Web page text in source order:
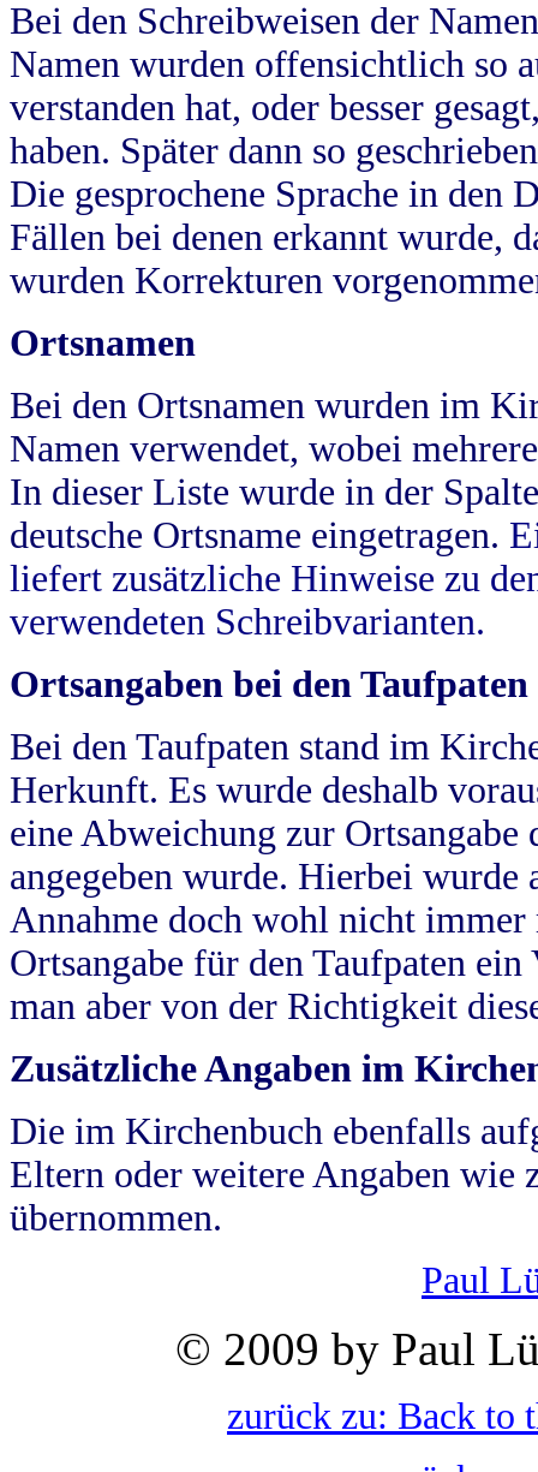
Bei den Schreibweisen der
Namen wurden offensichtlich so
verstanden hat, oder besser
haben. Später dann so
Die gesprochene Sprache in
Fällen bei denen erkannt wurde,
wurden Korrekturen
Ortsnamen
Bei den Ortsnamen wurden im
Namen verwendet, wobei
In dieser Liste wurde in der
deutsche Ortsname eingetragen.
liefert zusätzliche Hinweise zu
verwendeten Schreibvarianten.
Ortsangaben bei den Taufpaten
Bei den Taufpaten stand im
Herkunft. Es wurde deshalb
eine Abweichung zur
angegeben wurde. Hierbei wurde
Annahme doch wohl nicht
Ortsangabe für den Taufpaten
man aber von der Richtigkeit
Zusätzliche Angaben im
Die im Kirchenbuch ebenfalls
Eltern oder weitere Angaben wie
übernommen.
Paul
© 2009 by Paul
zurück zu: Back to